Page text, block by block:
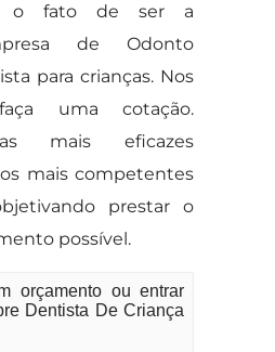
o fato de ser a
de Odonto
para crianças. Nos
uma cotação.
mais eficazes
mais competentes
prestar o
possível.
orçamento ou entrar
Dentista De Criança